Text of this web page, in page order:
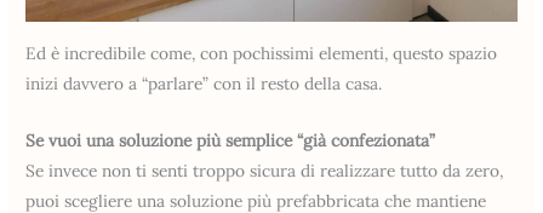
Ed è incredibile come, con pochissimi elementi, questo spazio
inizi davvero a “parlare” con il resto della casa.
Se vuoi una soluzione più semplice “già confezionata”
Se invece non ti senti troppo sicura di realizzare tutto da zero,
puoi scegliere una soluzione più prefabbricata che mantiene